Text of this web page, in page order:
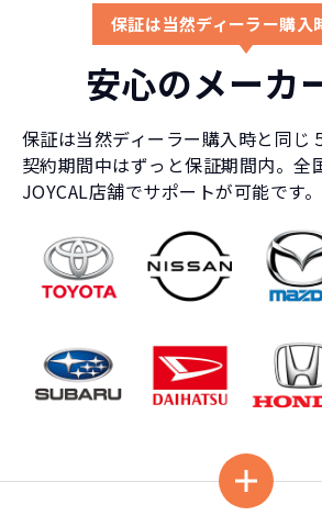
保証は当然ディーラー購入
安心のメーカ
保証は当然ディーラー購入時と同じ
契約期間中はずっと保証期間内。全
JOYCAL店舗でサポートが可能です。